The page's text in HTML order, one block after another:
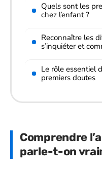
Quels sont les
chez l’enfant ?
Reconnaître les
s’inquiéter et
Le rôle essentiel
premiers doutes
Comprendre
parle-t-on